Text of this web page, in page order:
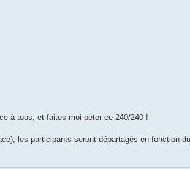
à tous, et faites-moi péter ce 240/240 !
les participants seront départagés en fonction